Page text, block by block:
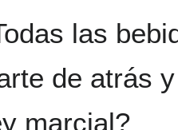
las
de atrás
marcial?